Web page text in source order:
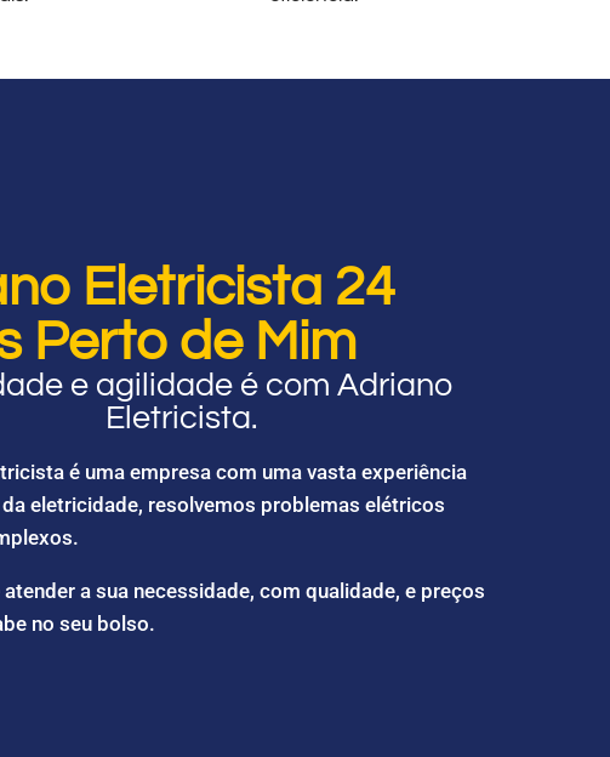
Eletricista 24
Perto de Mim
e agilidade é com Adriano
Eletricista.
é uma empresa com uma vasta experiência
eletricidade, resolvemos problemas elétricos
a sua necessidade, com qualidade, e preços
no seu bolso.